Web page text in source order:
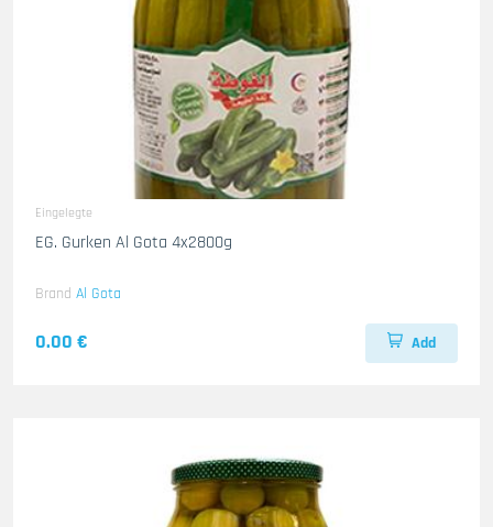
Eingelegte
EG. Gurken Al Gota 4x2800g
Brand Al Gota
0.00 € Add